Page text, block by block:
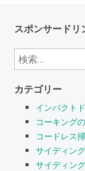
スポンサードリ
検
索:
カテゴリー
インパクト
コーキング
コードレス
サイディン
サイディン